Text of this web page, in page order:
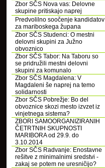
Zbor SČS Nova vas: Delovne
skupine pritiskajo naprej
Predvolilno soočenje kandidatov
za mariboskega župana
Zbor SČS Studenci: O mestni
delovni skupini za Južno
obvoznico
Zbor SČS Tabor: Na Taboru so
se pridružili mestni delovni
skupini za komunalo
Zbor SČS Magdalena: V
Magdaleni še naprej na temo
solidarnosti
Zbor SČS Pobrežje: Bo del
obvoznice skozi mesto izvzet iz
vinjetnega sistema?
ZBORI SAMOORGANIZIRANIH
ČETRTNIH SKUPNOSTI
MARIBORA od 29.9. do
3.10.2014
Zbor SČS Radvanje: Enostavne
rešitve z minimalnimi sredstvi -
zakaj se potem ne uresničijo?